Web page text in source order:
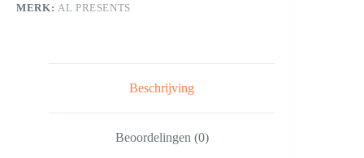
MERK: AL PRESENTS
Beschrijving
Beoordelingen (0)